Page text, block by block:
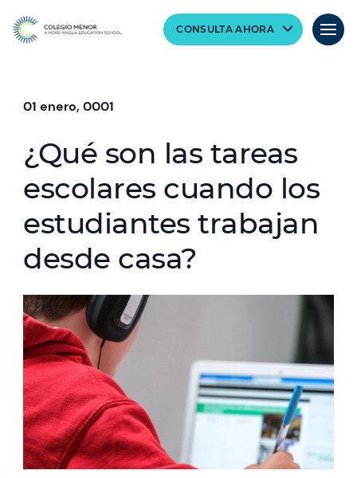
CONSULTA AHORA
01 enero, 0001
¿Qué son las tareas
escolares cuando los
estudiantes trabajan
desde casa?